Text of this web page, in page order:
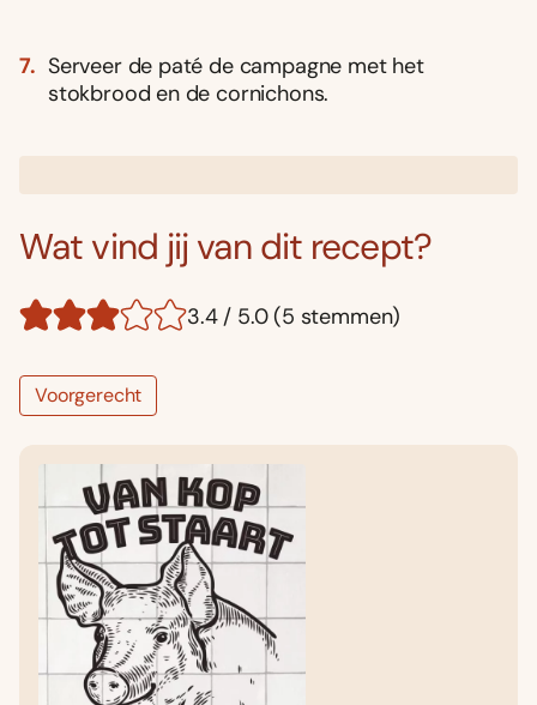
Serveer de paté de campagne met het
stokbrood en de cornichons.
Wat vind jij van dit recept?
3.4 / 5.0 (5 stemmen)
Voorgerecht